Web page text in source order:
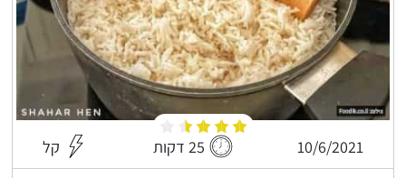
10/6/2021 25 דקות קל